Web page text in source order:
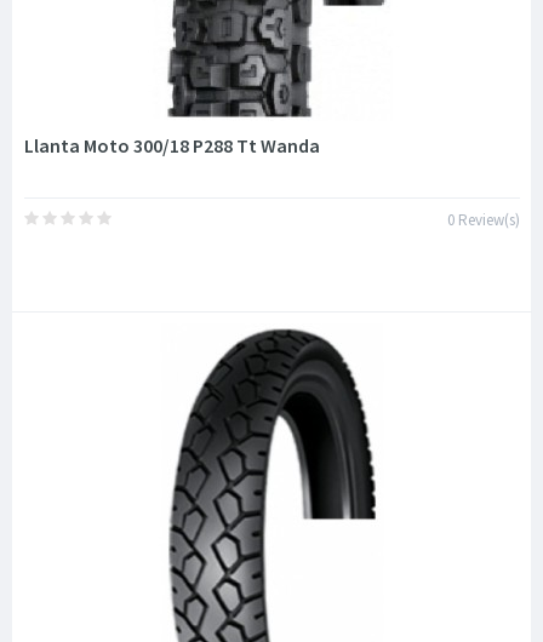
Llanta Moto 300/18 P288 Tt Wanda
0 Review(s)